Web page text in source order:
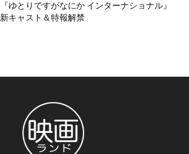
『ゆとりですがなにか インターナショナル』
新キャスト＆特報解禁